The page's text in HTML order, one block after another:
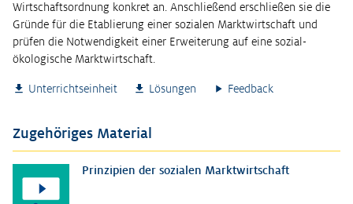
Wirtschaftsordnung konkret an. Anschließend erschließen sie die
Gründe für die Etablierung einer sozialen Marktwirtschaft und
prüfen die Notwendigkeit einer Erweiterung auf eine sozial-
ökologische Marktwirtschaft.
Unterrichtseinheit Lösungen Feedback
Zugehöriges Material
Prinzipien der sozialen Marktwirtschaft